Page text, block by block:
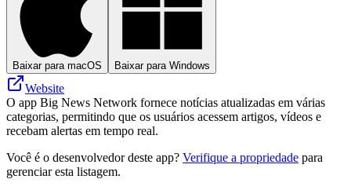
Baixar para macOS Baixar para Windows
Website
O app Big News Network fornece notícias atualizadas em várias
categorias, permitindo que os usuários acessem artigos, vídeos e
recebam alertas em tempo real.
Você é o desenvolvedor deste app? Verifique a propriedade para
gerenciar esta listagem.